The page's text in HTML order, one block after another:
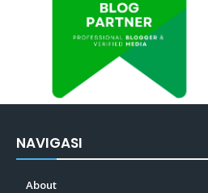
NAVIGASI
About